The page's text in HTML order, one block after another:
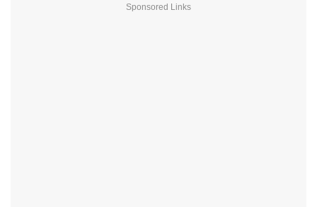
Sponsored Links